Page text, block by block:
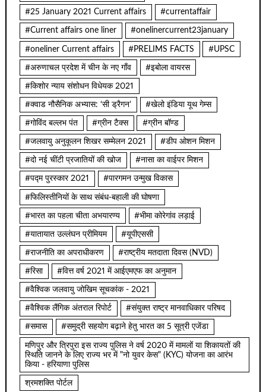
#25 January 2021 Current affairs #currentaffair
#Current affairs one liner #onelinercurrent23january
#oneliner Current affairs #PRELIMS FACTS #UPSC
#अरुणाचल प्रदेश में चीन के नए गाँव #इबोला वायरस
#किशोर न्याय संशोधन विधेयक 2021
#क्वाड नौसैनिक अभ्यास: ‘सी ड्रैगन’ #खेलो इंडिया यूथ गेम्स
#गोविंद बल्लभ पंत #ग्रीन टैक्स #ग्रीन बॉण्ड
#जलवायु अनुकूलन शिखर सम्मेलन 2021 #डीप ओशन मिशन
#दो नई चींटी प्रजातियों की खोज #नासा का वाईपर मिशन
#पद्म पुरस्कार 2021 #पारगमन उन्मुख विकास
#फिलिस्तीनियों के साथ संबंध-बहाली की घोषणा
#भारत का पहला चीता अभयारण्य #भीमा कोरेगांव लड़ाई
#यातायात उल्लंघन प्रीमियम #यूपीएससी
#राजनीति का अपराधीकरण #राष्ट्रीय मतदाता दिवस (NVD)
#रिसा #वित्त वर्ष 2021 में आईएमएफ का अनुमान
#वैश्विक जलवायु जोखिम सूचकांक - 2021
#वैश्विक लैंगिक अंतराल रिपोर्ट #संयुक्त राष्ट्र मानवाधिकार परिषद
#समास #समुद्री सहयोग बढ़ाने हेतु भारत का 5 सूत्री एजेंडा
मणिपुर और त्रिपुरा इस राज्य पुलिस ने वर्ष 2020 में मामलों या शिकायतों की
स्थिति जानने के लिए राज्य भर में "नो युवर केस" (KYC) योजना का आरंभ
किया - हरियाणा पुलिस
श्रमशक्ति पोर्टल